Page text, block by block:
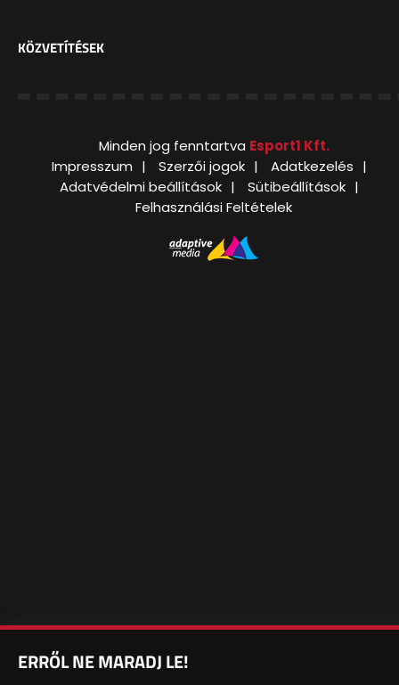
KÖZVETÍTÉSEK
Minden jog fenntartva Esport1 Kft.
Impresszum
Szerzői jogok
Adatkezelés
Adatvédelmi beállítások
Sütibeállítások
Felhasználási Feltételek
ERRŐL NE MARADJ LE!